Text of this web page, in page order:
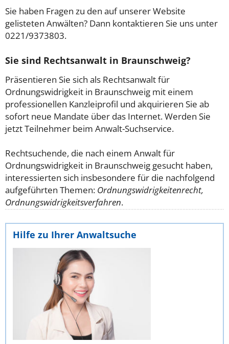
Sie haben Fragen zu den auf unserer Website
gelisteten Anwälten? Dann kontaktieren Sie uns unter
0221/9373803.
Sie sind Rechtsanwalt in Braunschweig?
Präsentieren Sie sich als Rechtsanwalt für
Ordnungswidrigkeit in Braunschweig mit einem
professionellen Kanzleiprofil und akquirieren Sie ab
sofort neue Mandate über das Internet. Werden Sie
jetzt Teilnehmer beim Anwalt-Suchservice.
Rechtsuchende, die nach einem Anwalt für
Ordnungswidrigkeit in Braunschweig gesucht haben,
interessierten sich insbesondere für die nachfolgend
aufgeführten Themen: Ordnungswidrigkeitenrecht,
Ordnungswidrigkeitsverfahren.
Hilfe zu Ihrer Anwaltsuche